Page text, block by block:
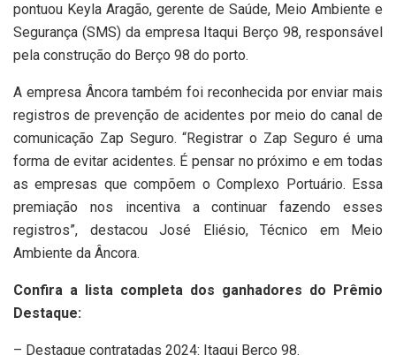
pontuou Keyla Aragão, gerente de Saúde, Meio Ambiente e
Segurança (SMS) da empresa Itaqui Berço 98, responsável
pela construção do Berço 98 do porto.
A empresa Âncora também foi reconhecida por enviar mais
registros de prevenção de acidentes por meio do canal de
comunicação Zap Seguro. “Registrar o Zap Seguro é uma
forma de evitar acidentes. É pensar no próximo e em todas
as empresas que compõem o Complexo Portuário. Essa
premiação nos incentiva a continuar fazendo esses
registros”, destacou José Eliésio, Técnico em Meio
Ambiente da Âncora.
Confira a lista completa dos ganhadores do Prêmio
Destaque:
– Destaque contratadas 2024: Itaqui Berço 98.